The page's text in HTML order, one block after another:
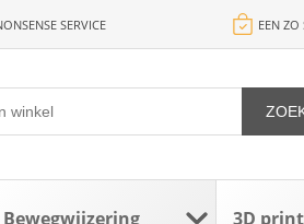
SERVICE EEN ZO
Bewegwijzering 3D